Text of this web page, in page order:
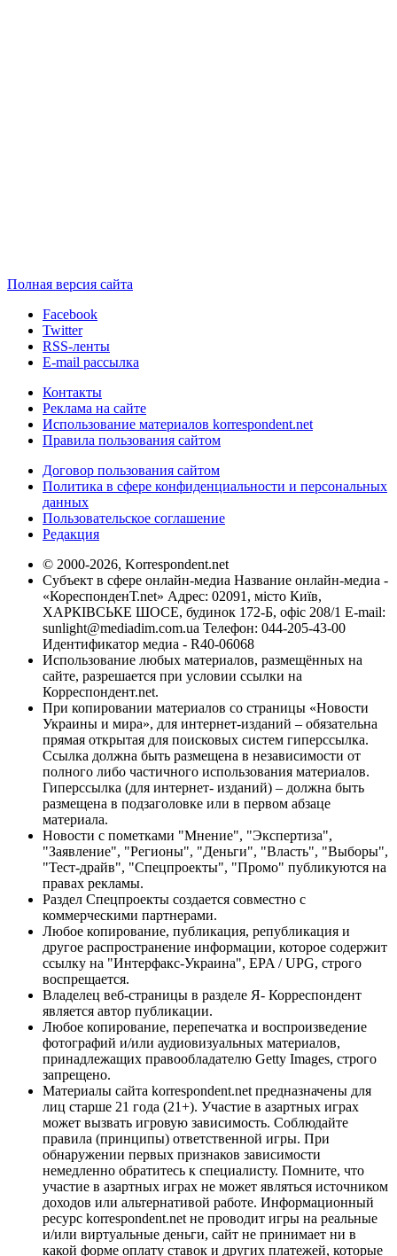
Полная версия сайта
Facebook
Twitter
RSS-ленты
E-mail рассылка
Контакты
Реклама на сайте
Использование материалов korrespondent.net
Правила пользования сайтом
Договор пользования сайтом
Политика в сфере конфиденциальности и персональных
данных
Пользовательское соглашение
Редакция
© 2000-2026, Korrespondent.net
Субъект в сфере онлайн-медиа Название онлайн-медиа -
«КореспонденТ.net» Адрес: 02091, місто Київ,
ХАРКІВСЬКЕ ШОСЕ, будинок 172-Б, офіс 208/1 E-mail:
sunlight@mediadim.com.ua Телефон: 044-205-43-00
Идентификатор медиа - R40-06068
Использование любых материалов, размещённых на
сайте, разрешается при условии ссылки на
Корреспондент.net.
При копировании материалов со страницы «Новости
Украины и мира», для интернет-изданий – обязательна
прямая открытая для поисковых систем гиперссылка.
Ссылка должна быть размещена в независимости от
полного либо частичного использования материалов.
Гиперссылка (для интернет- изданий) – должна быть
размещена в подзаголовке или в первом абзаце
материала.
Новости с пометками "Мнение", "Экспертиза",
"Заявление", "Регионы", "Деньги", "Власть", "Выборы",
"Тест-драйв", "Спецпроекты", "Промо" публикуются на
правах рекламы.
Раздел Спецпроекты создается совместно с
коммерческими партнерами.
Любое копирование, публикация, републикация и
другое распространение информации, которое содержит
ссылку на "Интерфакс-Украина", EPA / UPG, строго
воспрещается.
Владелец веб-страницы в разделе Я- Корреспондент
является автор публикации.
Любое копирование, перепечатка и воспроизведение
фотографий и/или аудиовизуальных материалов,
принадлежащих правообладателю Getty Images, строго
запрещено.
Материалы сайта korrespondent.net предназначены для
лиц старше 21 года (21+). Участие в азартных играх
может вызвать игровую зависимость. Соблюдайте
правила (принципы) ответственной игры. При
обнаружении первых признаков зависимости
немедленно обратитесь к специалисту. Помните, что
участие в азартных играх не может являться источником
доходов или альтернативой работе. Информационный
ресурс korrespondent.net не проводит игры на реальные
и/или виртуальные деньги, сайт не принимает ни в
какой форме оплату ставок и других платежей, которые